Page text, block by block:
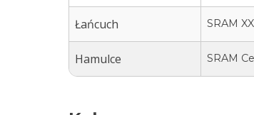
Łańcuch SRAM
Hamulce SRAM